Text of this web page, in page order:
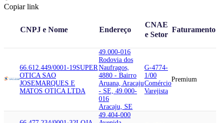
Copiar link
CNPJ e Nome Endereço
CNAE
e Setor
Faturamento
66.612.449/0001-19SUPER
OTICA SAO
JOSEMARQUES E
MATOS OTICA LTDA
49.000-016
Rodovia dos
Naufragos,
4880 - Bairro
Aruana, Aracaju
- SE, 49.000-
016
Aracaju, SE
G-4774-
1/00
Comércio
Varejista
Premium
49.404-000